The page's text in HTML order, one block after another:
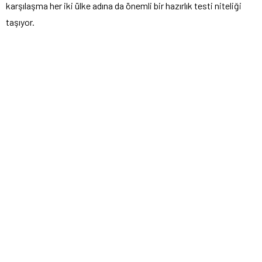
karşılaşma her iki ülke adına da önemli bir hazırlık testi niteliği
taşıyor.